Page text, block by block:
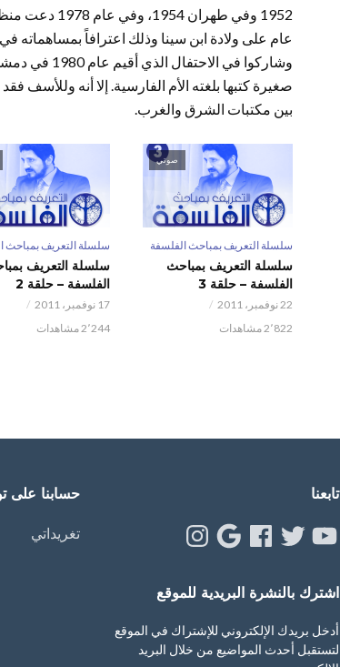
1952 وفي
عام على ولادة ابن سينا وذلك اعترافاً
بين مكتبات الشرق والغرب.
صوتي
سلسلة التعريف بمباحث الفلسفة
سلسلة التعريف بمباحث
الفلسفة – حلقة 3
22 نوفمبر، 2011
2٬822 مشاهدات
سلسلة التعريف بمباحث
سلسلة التعريف
الفلسفة – حلقة 2
17 نوفمبر، 2011
2٬244 مشاهدات
تابعنا
YouTube
Twitter
Facebook
Google
Instagram
اشترك بالنشرة البريدية للموقع
أدخل بريدك الإلكتروني للإشتراك في الموقع
لتستقبل أحدث المواضيع من خلال البريد
حسابنا على
تغريداتي